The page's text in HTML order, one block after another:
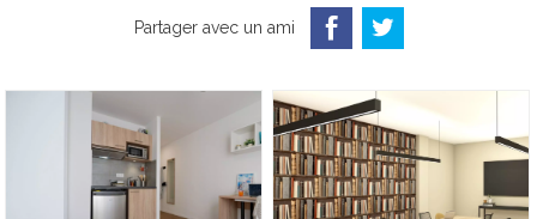
Partager avec un ami